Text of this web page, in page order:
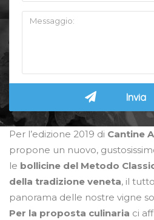
Per l’edizione 2019 di Cantine
propone un nuovo,
le bollicine del Metodo
della tradizione veneta, il
panorama delle nostre vigne
Per la proposta culinaria ci